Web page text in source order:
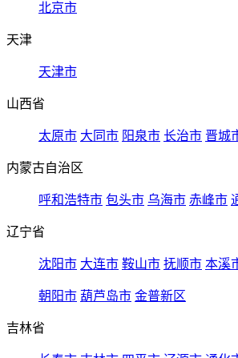
北京市
天津
天津市
山西省
太原市 大同市 阳泉市 长治市 晋城
内蒙古自治区
呼和浩特市 包头市 乌海市 赤峰市
辽宁省
沈阳市 大连市 鞍山市 抚顺市 本溪
朝阳市 葫芦岛市 金普新区
吉林省